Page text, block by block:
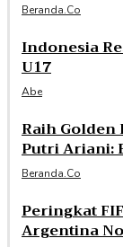
Beranda.co
Indonesia
U17
Abe
Raih Golden
Putri Ariani:
Beranda.co
Peringkat
Argentina